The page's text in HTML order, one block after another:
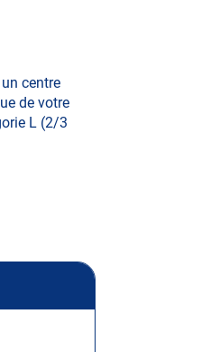
centre
de votre
L (2/3